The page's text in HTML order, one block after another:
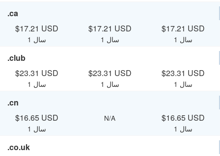
.ca
$17.21 USD
1 سال
$17.21 USD
1 سال
$17.21 USD
1 سال
.club
$23.31 USD
1 سال
$23.31 USD
1 سال
$23.31 USD
1 سال
.cn
$16.65 USD
1 سال
N/A $16.65 USD
1 سال
.co.uk